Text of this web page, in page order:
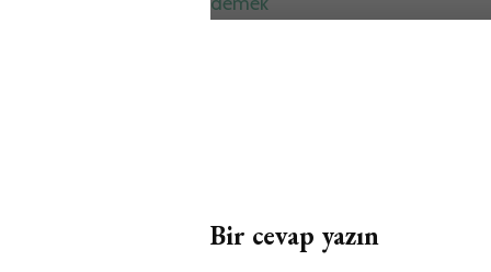
Bir cevap yazın